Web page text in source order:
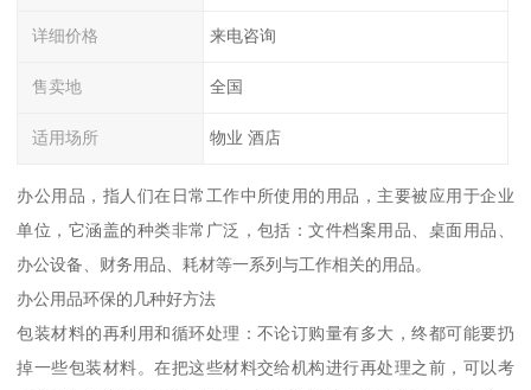
详细价格 来电咨询
售卖地 全国
适用场所 物业 酒店
办公用品，指人们在日常工作中所使用的用品，主要被应用于企业
单位，它涵盖的种类非常广泛，包括：文件档案用品、桌面用品、
办公设备、财务用品、耗材等一系列与工作相关的用品。
办公用品环保的几种好方法
包装材料的再利用和循环处理：不论订购量有多大，终都可能要扔
掉一些包装材料。在把这些材料交给机构进行再处理之前，可以考